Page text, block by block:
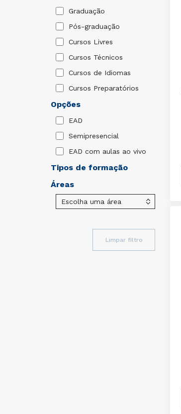
Graduação
Pós-graduação
Cursos Livres
Cursos Técnicos
Cursos de Idiomas
Cursos Preparatórios
Opções
EAD
Semipresencial
EAD com aulas ao vivo
Tipos de formação
Áreas
Limpar filtro